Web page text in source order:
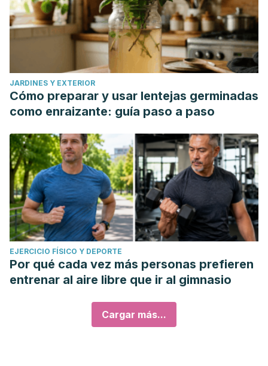
JARDINES Y EXTERIOR
Cómo preparar y usar lentejas germinadas
como enraizante: guía paso a paso
EJERCICIO FÍSICO Y DEPORTE
Por qué cada vez más personas prefieren
entrenar al aire libre que ir al gimnasio
Cargar más...